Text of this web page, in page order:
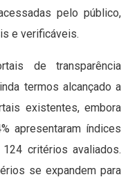
pelo público,
e verificáveis.
de transparência
termos alcançado a
existentes, embora
apresentaram índices
critérios avaliados.
se expandem para